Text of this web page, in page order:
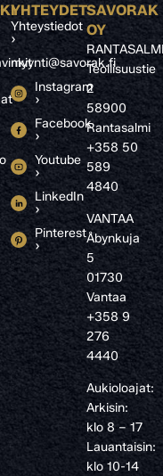
YHTEYDET
Yhteystiedot
›
myynti@savorak.fi
Instagram
›
Facebook
›
Youtube
›
LinkedIn
›
Pinterest
›
SAVORAK
OY
Teollisuustie
2
58900
Rantasalmi
+358 50
589
4840
VANTAA
Åbynkuja
5
01730
Vantaa
+358 9
276
4440
Aukioloajat:
Arkisin:
klo 8 – 17
Lauantaisin:
klo 10-14